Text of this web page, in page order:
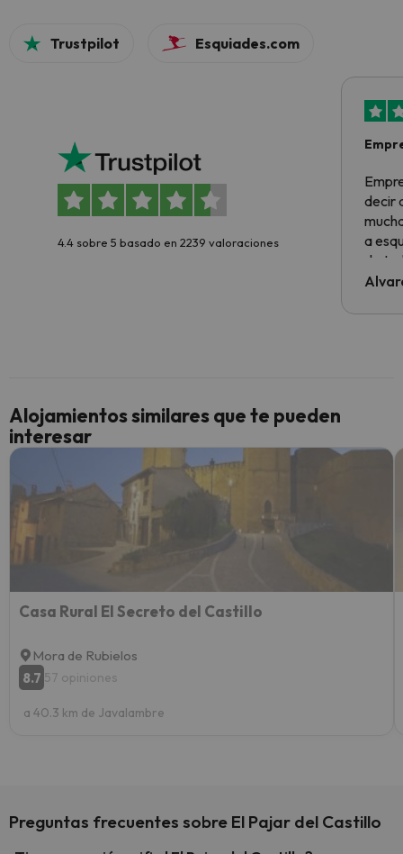
Trustpilot Esquiades.com
4.4 sobre 5 basado en 2239 valoraciones
decir
a
de
al
culpa
Alojamientos similares que te pueden
interesar
Casa Rural El Secreto del Castillo
Mora de Rubielos
8.7 57 opiniones
a 40.3 km de Javalambre
Preguntas frecuentes sobre El Pajar del Castillo